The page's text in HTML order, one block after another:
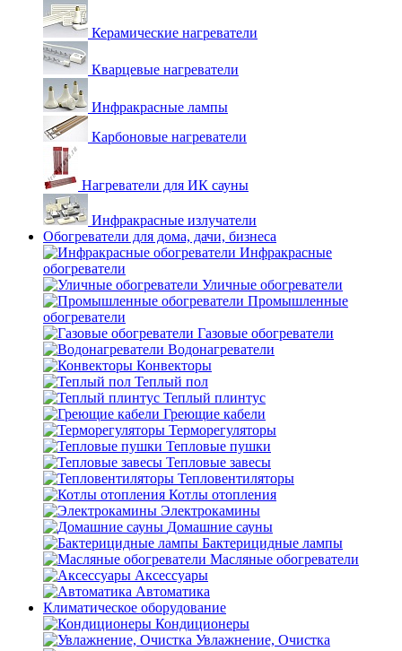
Керамические нагреватели
Кварцевые нагреватели
Инфракрасные лампы
Карбоновые нагреватели
Нагреватели для ИК сауны
Инфракрасные излучатели
Обогреватели для дома, дачи, бизнеса
Инфракрасные
обогреватели
Уличные обогреватели
Промышленные
обогреватели
Газовые обогреватели
Водонагреватели
Конвекторы
Теплый пол
Теплый плинтус
Греющие кабели
Терморегуляторы
Тепловые пушки
Тепловые завесы
Тепловентиляторы
Котлы отопления
Электрокамины
Домашние сауны
Бактерицидные лампы
Масляные обогреватели
Аксессуары
Автоматика
Климатическое оборудование
Кондиционеры
Увлажнение, Очистка